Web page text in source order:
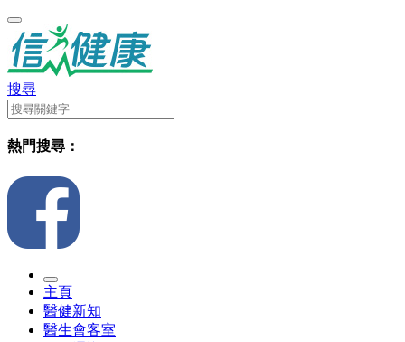
搜尋
熱門搜尋：
主頁
醫健新知
醫生會客室